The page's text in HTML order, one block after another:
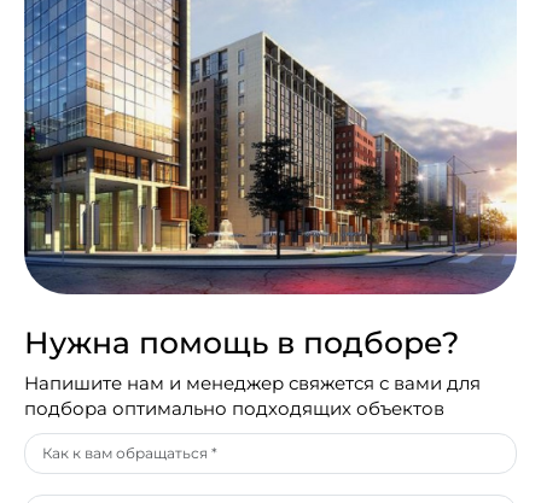
Нужна помощь в подборе?
Напишите нам и менеджер свяжется с вами для
подбора оптимально подходящих объектов